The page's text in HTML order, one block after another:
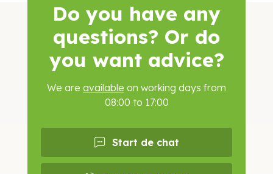
Do you have any
questions? Or do
you want advice?
We are available on working days from
08:00 to 17:00
Start de chat